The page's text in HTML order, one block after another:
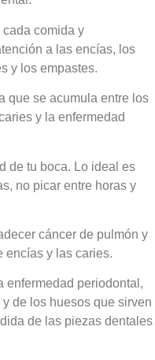
comida y
a las encías, los
y los empastes.
que se acumula entre los
y la enfermedad
de tu boca. Lo ideal es
no picar entre horas y
cáncer de pulmón y
encías y las caries.
enfermedad periodontal,
de los huesos que sirven
de las piezas dentales